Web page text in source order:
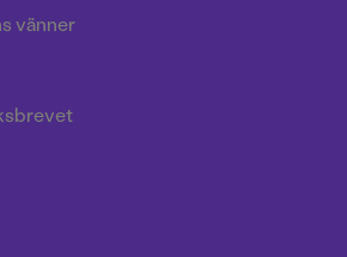
vänner